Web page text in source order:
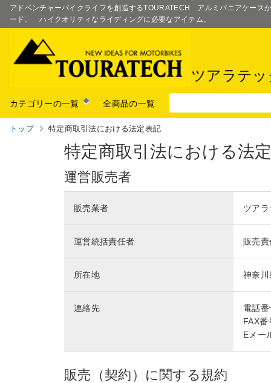
アドベンチャーバイクライフを創造するTOURATECH アルミパニアケース
ード。 ハイクオリティなライディングに必要なアイテム。
ツアラテ
カテゴリーの一覧 全商品の一覧
トップ 特定商取引法における法定表記
特定商取引法における法
運営販売者
販売業者 ツア
運営統括責任者 販売
所在地 神奈
連絡先
電話
FAX
Eメー
販売（契約）に関する規約